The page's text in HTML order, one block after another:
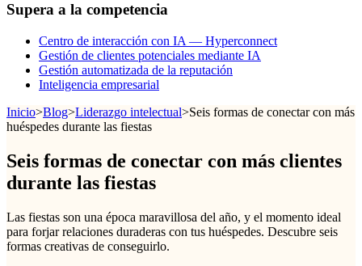
Supera a la competencia
Centro de interacción con IA — Hyperconnect
Gestión de clientes potenciales mediante IA
Gestión automatizada de la reputación
Inteligencia empresarial
Inicio>Blog>Liderazgo intelectual>Seis formas de conectar con más
huéspedes durante las fiestas
Seis formas de conectar con más clientes
durante las fiestas
Las fiestas son una época maravillosa del año, y el momento ideal
para forjar relaciones duraderas con tus huéspedes. Descubre seis
formas creativas de conseguirlo.